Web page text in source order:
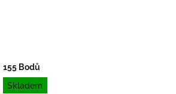
155 Bodů
Jednotková
cena:
Skladem